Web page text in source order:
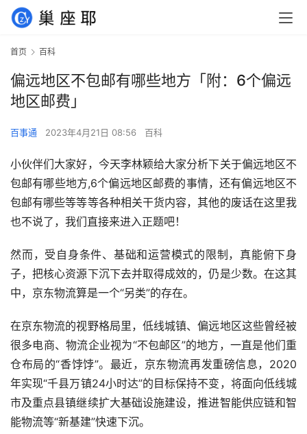
首页 百科
偏远地区不包邮有哪些地方「附：6个偏远
地区邮费」
百事通 2023年4月21日 08:56 百科
小伙伴们大家好，今天李林颖给大家分析下关于偏远地区不
包邮有哪些地方,6个偏远地区邮费的事情，还有偏远地区不
包邮有哪些等等等各种相关干货内容，其他的废话在这里我
也不说了，我们直接来进入正题吧！
然而，受自身条件、基础和运营模式的限制，真能俯下身
子，把核心资源下沉下去并取得成效的，仍是少数。在这其
中，京东物流算是一个“另类”的存在。
在京东物流的视野格局里，低线城镇、偏远地区这些曾经被
很多电商、物流企业视为“不包邮区”的地方，一直是他们重
仓布局的“香饽饽”。最近，京东物流再发重磅信息，2020
年实现“千县万镇24小时达”的目标保持不变，将面向低线城
市及重点县镇继续扩大基础设施建设，推进智能供应链和智
能物流等“新基建”快速下沉。